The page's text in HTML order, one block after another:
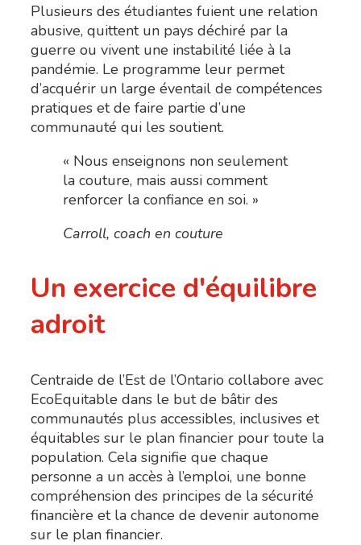
Plusieurs des étudiantes fuient une relation
abusive, quittent un pays déchiré par la
guerre ou vivent une instabilité liée à la
pandémie. Le programme leur permet
d’acquérir un large éventail de compétences
pratiques et de faire partie d’une
communauté qui les soutient.
« Nous enseignons non seulement
la couture, mais aussi comment
renforcer la confiance en soi. »
Carroll, coach en couture
Un exercice d'équilibre
adroit
Centraide de l’Est de l’Ontario collabore avec
EcoEquitable dans le but de bâtir des
communautés plus accessibles, inclusives et
équitables sur le plan financier pour toute la
population. Cela signifie que chaque
personne a un accès à l’emploi, une bonne
compréhension des principes de la sécurité
financière et la chance de devenir autonome
sur le plan financier.